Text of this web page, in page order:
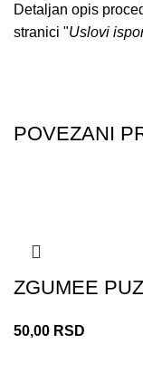
Detaljan opis
stranici "Uslovi
POVEZANI
ZGUMEE
50,00 RSD